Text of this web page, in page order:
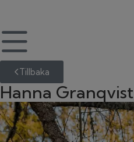
Tillbaka
Hanna Granqvist